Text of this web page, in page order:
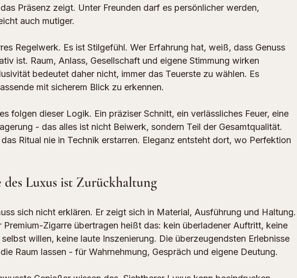
Präsenz zeigt. Unter Freunden darf es persönlicher werden,
auch mutiger.
Regelwerk. Es ist Stilgefühl. Wer Erfahrung hat, weiß, dass Genuss
ist. Raum, Anlass, Gesellschaft und eigene Stimmung wirken
bedeutet daher nicht, immer das Teuerste zu wählen. Es
mit sicherem Blick zu erkennen.
folgen dieser Logik. Ein präziser Schnitt, ein verlässliches Feuer, eine
- das alles ist nicht Beiwerk, sondern Teil der Gesamtqualität.
Ritual nie in Technik erstarren. Eleganz entsteht dort, wo Perfektion
des Luxus ist Zurückhaltung
sich nicht erklären. Er zeigt sich in Material, Ausführung und Haltung.
Premium-Zigarre übertragen heißt das: kein überladener Auftritt, keine
willen, keine laute Inszenierung. Die überzeugendsten Erlebnisse
Raum lassen - für Wahrnehmung, Gespräch und eigene Deutung.